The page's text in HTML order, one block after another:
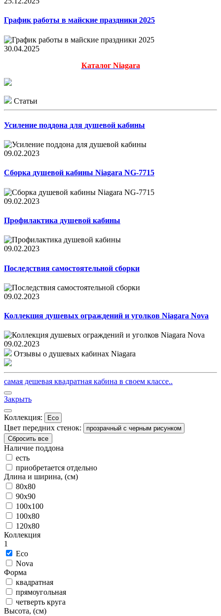
График работы в майские праздники 2025
30.04.2025
Каталог Niagara
Статьи
Усиление поддона для душевой кабины
09.02.2023
Сборка душевой кабины Niagara NG-7715
09.02.2023
Профилактика душевой кабины
09.02.2023
Последствия самостоятельной сборки
09.02.2023
Коллекция душевых ограждений и уголков Niagara Nova
09.02.2023
Отзывы о душевых кабинах Niagara
самая дешевая квадратная кабина в своем классе..
Закрыть
Коллекция: Eco
Цвет передних стенок:
прозрачный с черным рисунком
Сбросить все
Наличие поддона
есть
приобретается отдельно
Длина и ширина, (см)
80x80
90x90
100x100
100x80
120x80
Коллекция
1
Eco
Nova
Форма
квадратная
прямоугольная
четверть круга
Высота, (см)